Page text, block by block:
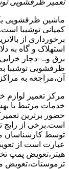
تعمیر ظرفشویی
ماشین ظرفشویی
کمپانی توشیبا
برخورداری از
استهلاک و گاه به
برق و..–دچار
ظرفشویی توشیبا به
آن،مراجعه به
مرکز تعمیر لوازم
خدمات مرتبط با
حضور برترین
است.برخی از رایج
توسط کارشناسان
عبارت است از
هیتر،تعویض پمپ
ترموستات،تعویض